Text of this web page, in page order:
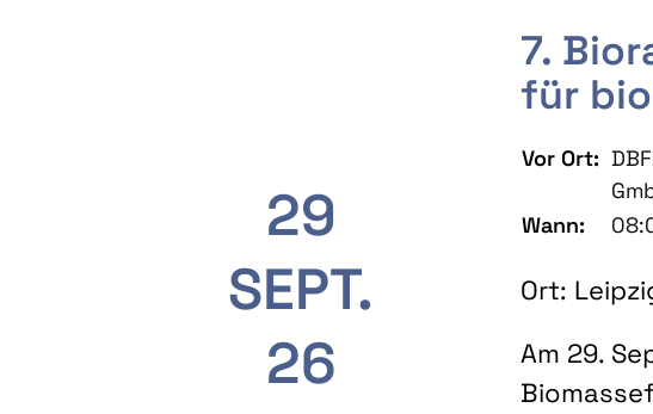
29
SEPT.
26
7.
für
Vor Ort:
Wann:
Ort:
Am 29.